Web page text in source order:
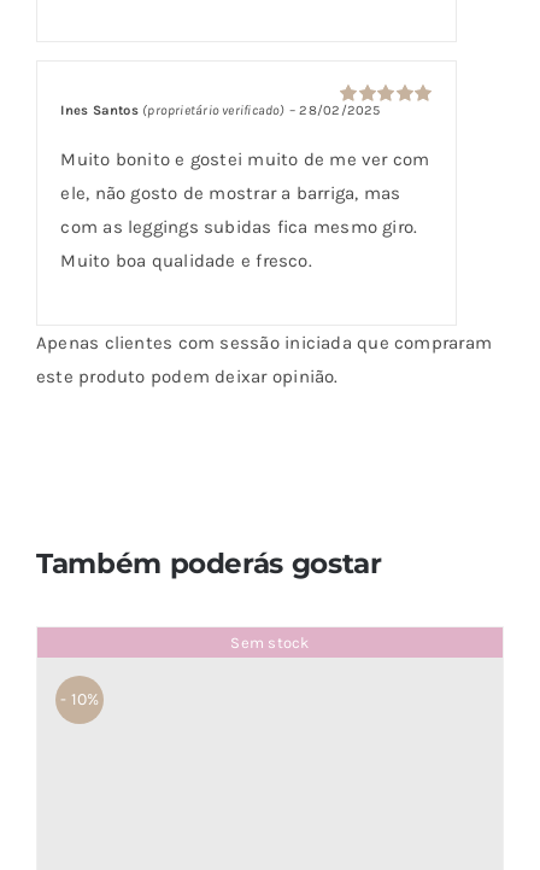
Avaliação
Ines Santos (proprietário verificado) – 28/02/2025
Muito bonito e gostei muito de me ver com
ele, não gosto de mostrar a barriga, mas
com as leggings subidas fica mesmo giro.
Muito boa qualidade e fresco.
Apenas clientes com sessão iniciada que compraram
este produto podem deixar opinião.
Também poderás gostar
Sem stock
- 10%